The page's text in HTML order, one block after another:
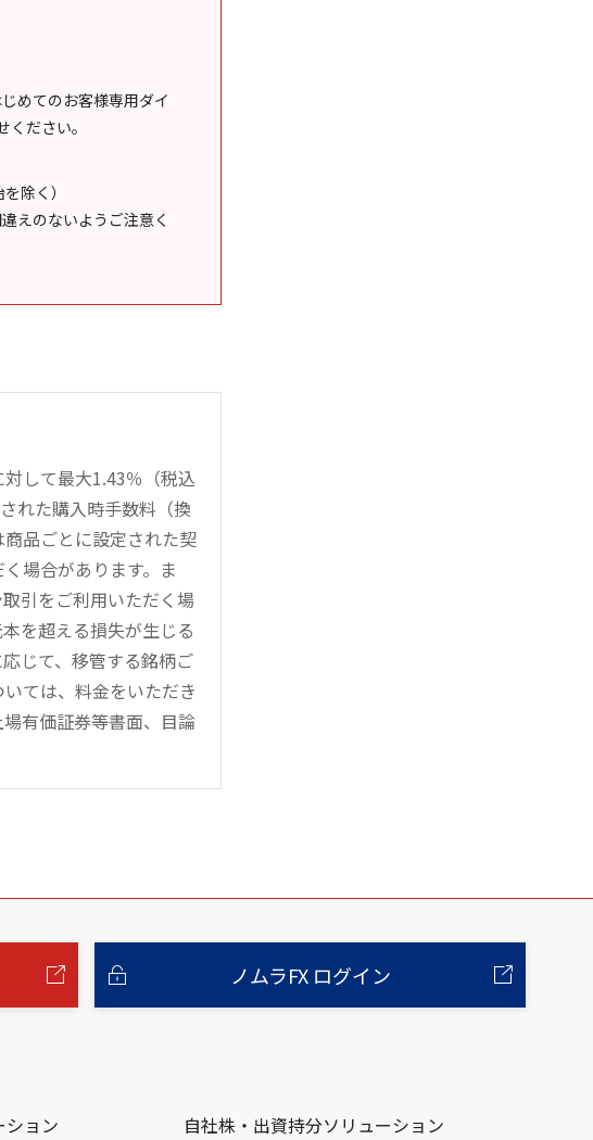
めてのお客様専用ダイ
ください。
除く）
えのないようご注意く
して最大1.43％（税込
れた購入時手数料（換
品ごとに設定された契
場合があります。ま
引をご利用いただく場
を超える損失が生じる
じて、移管する銘柄ご
ては、料金をいただき
有価証券等書面、目論
ノムラFX ログイン
ション
自社株・出資持分ソリューション